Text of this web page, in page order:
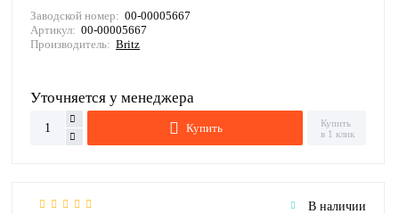
Заводской номер: 00-00005667
Артикул: 00-00005667
Производитель: Britz
Уточняется у менеджера
Купить
Купить
в 1 клик
В наличии